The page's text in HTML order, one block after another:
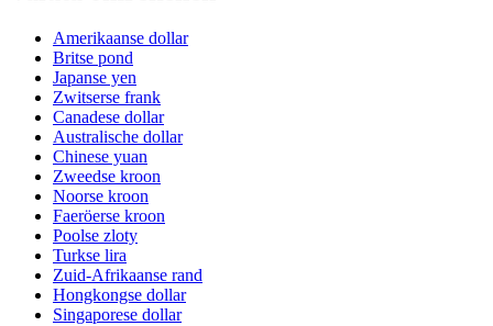
Amerikaanse dollar
Britse pond
Japanse yen
Zwitserse frank
Canadese dollar
Australische dollar
Chinese yuan
Zweedse kroon
Noorse kroon
Faeröerse kroon
Poolse zloty
Turkse lira
Zuid-Afrikaanse rand
Hongkongse dollar
Singaporese dollar